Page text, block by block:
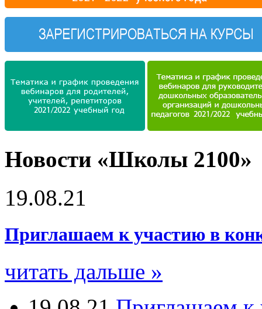
Новости «Школы 2100»
19.08.21
Приглашаем к участию в
читать дальше »